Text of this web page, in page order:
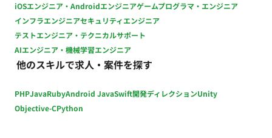
iOSエンジニア・Androidエンジニアゲームプログラマ・エンジニア
インフラエンジニアセキュリティエンジニア
テストエンジニア・テクニカルサポート
AIエンジニア・機械学習エンジニア
他のスキルで求人・案件を探す
PHPJavaRubyAndroid JavaSwift開発ディレクションUnity
Objective-CPython